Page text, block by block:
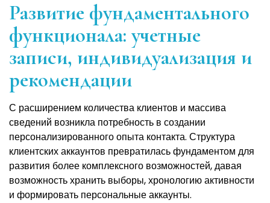
Развитие фундаментального
функционала: учетные
записи, индивидуализация и
рекомендации
С расширением количества клиентов и массива
сведений возникла потребность в создании
персонализированного опыта контакта. Структура
клиентских аккаунтов превратилась фундаментом для
развития более комплексного возможностей, давая
возможность хранить выборы, хронологию активности
и формировать персональные аккаунты.